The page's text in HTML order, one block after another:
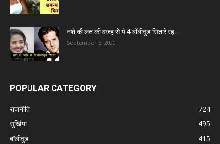
नशे की लत की वजह से ये 4 बॉलीवुड सितारे रह...
September 5, 2020
POPULAR CATEGORY
राजनीति
724
सुर्खिया
495
बॉलीवुड
415